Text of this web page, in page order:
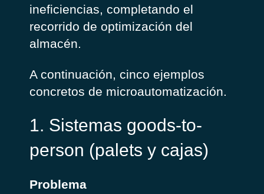
ineficiencias, completando el
recorrido de optimización del
almacén.
A continuación, cinco ejemplos
concretos de microautomatización.
1. Sistemas goods-to-
person (palets y cajas)
Problema